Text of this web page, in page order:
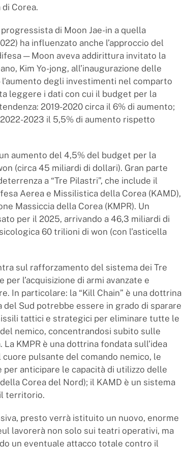
Corea.
di Moon Jae-in a quella
ha influenzato anche l’approccio del
— Moon aveva addirittura invitato la
Kim Yo-jong, all’inaugurazione delle
degli investimenti nel comparto
leggere i dati con cui il budget per la
2019-2020 circa il 6% di aumento;
2023 il 5,5% di aumento rispetto
aumento del 4,5% del budget per la
(circa 45 miliardi di dollari). Gran parte
a “Tre Pilastri”, che include il
Aerea e Missilistica della Corea (KAMD),
Massiccia della Corea (KMPR). Un
per il 2025, arrivando a 46,3 miliardi di
60 trilioni di won (con l’asticella
sul rafforzamento del sistema dei Tre
l’acquisizione di armi avanzate e
In particolare: la “Kill Chain” è una dottrina
Sud potrebbe essere in grado di sparare
tattici e strategici per eliminare tutte le
nemico, concentrandosi subito sulle
KMPR è una dottrina fondata sull’idea
pulsante del comando nemico, le
anticipare le capacità di utilizzo delle
Corea del Nord); il KAMD è un sistema
territorio.
presto verrà istituito un nuovo, enorme
lavorerà non solo sui teatri operativi, ma
un eventuale attacco totale contro il